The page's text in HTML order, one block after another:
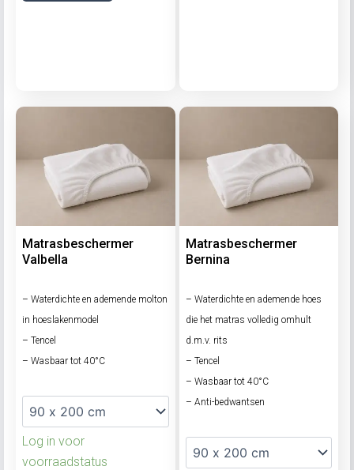
Matrasbeschermer
Valbella
– Waterdichte en ademende molton
in hoeslakenmodel
– Tencel
– Wasbaar tot 40°C
Log in voor
voorraadstatus
Matrasbeschermer
Bernina
– Waterdichte en ademende hoes
die het matras volledig omhult
d.m.v. rits
– Tencel
– Wasbaar tot 40°C
– Anti-bedwantsen